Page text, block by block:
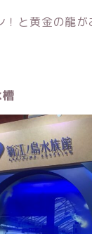
！と黄金の龍